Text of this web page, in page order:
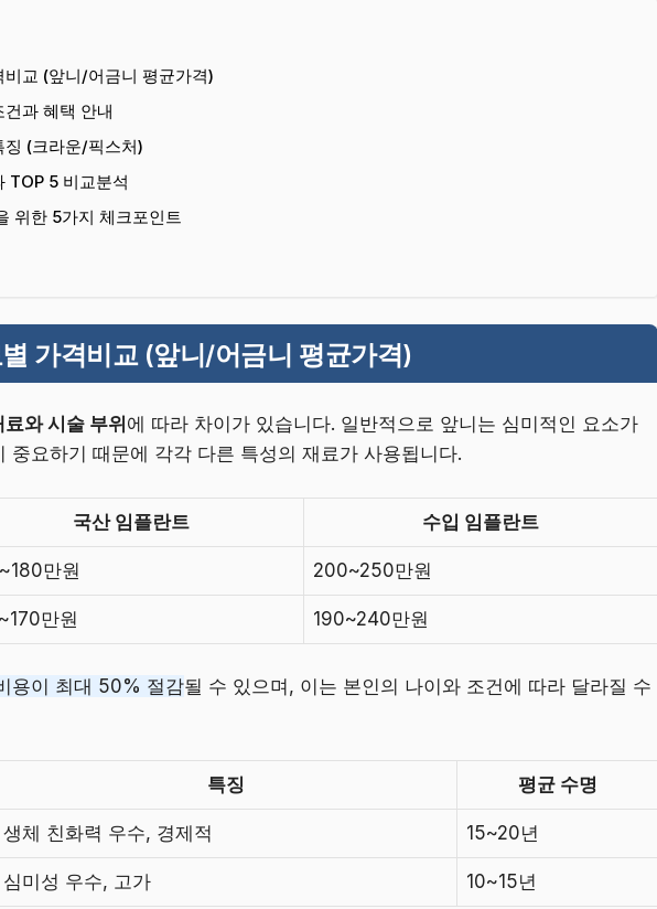
교 (앞니/어금니 평균가격)
과 혜택 안내
징 (크라운/픽스처)
TOP 5 비교분석
위한 5가지 체크포인트
가격비교 (앞니/어금니 평균가격)
와 시술 부위 에 따라 차이가 있습니다. 일반적으로 앞니는 심미적인 요소가
중요하기 때문에 각각 다른 특성의 재료가 사용됩니다.
국산 임플란트 수입 임플란트
만원 200~250만원
만원 190~240만원
용이 최대 50% 절감될 수 있으며, 이는 본인의 나이와 조건에 따라 달라질 수
특징 평균 수명
생체 친화력 우수, 경제적 15~20년
심미성 우수, 고가 10~15년